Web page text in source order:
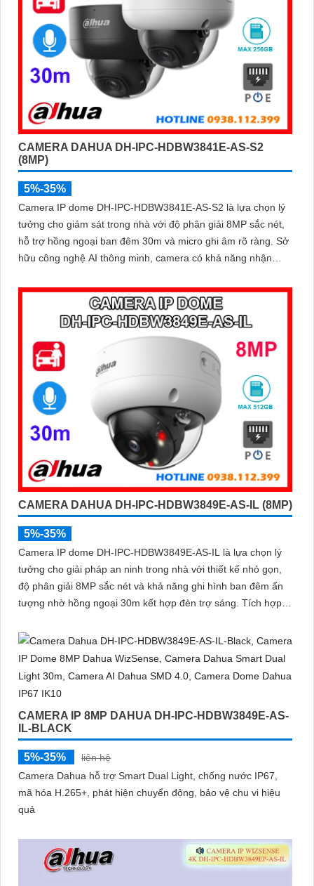
CAMERA DAHUA DH-IPC-HDBW3841E-AS-S2
(8MP)
5%-35%
Camera IP dome DH-IPC-HDBW3841E-AS-S2 là lựa chọn lý
tưởng cho giám sát trong nhà với độ phân giải 8MP sắc nét,
hỗ trợ hồng ngoại ban đêm 30m và micro ghi âm rõ ràng. Sở
hữu công nghệ AI thông minh, camera có khả năng nhận
tăng độ chính xác trong cảnh báo an ninh
CAMERA DAHUA DH-IPC-HDBW3849E-AS-IL (8MP)
5%-35%
Camera IP dome DH-IPC-HDBW3849E-AS-IL là lựa chọn lý
tưởng cho giải pháp an ninh trong nhà với thiết kế nhỏ gọn,
độ phân giải 8MP sắc nét và khả năng ghi hình ban đêm ấn
tượng nhờ hồng ngoại 30m kết hợp đèn trợ sáng. Tích hợp
thông minh giúp phân biệt chính xác người và phương tiện hỗ
trợ POE, giảm thiểu báo động giả hiệu quả
CAMERA IP 8MP DAHUA DH-IPC-HDBW3849E-AS-
IL-BLACK
5%-35%
liên hệ
Camera Dahua hỗ trợ Smart Dual Light, chống nước IP67,
mã hóa H.265+, phát hiện chuyển động, bảo vệ chu vi hiệu
quả